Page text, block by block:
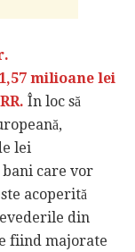
milioane lei
În loc să
lei
care vor
acoperită
din
fiind majorate